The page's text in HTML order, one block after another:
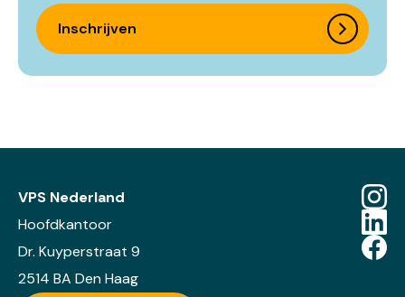
Inschrijven
VPS Nederland
Hoofdkantoor
Dr. Kuyperstraat 9
2514 BA Den Haag